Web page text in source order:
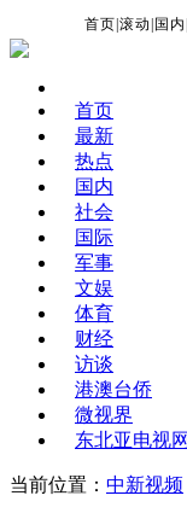
首页 |滚动 国内
首页
最新
热点
国内
社会
国际
军事
文娱
体育
财经
访谈
港澳台侨
微视界
东北亚电视网
当前位置： 中新视频